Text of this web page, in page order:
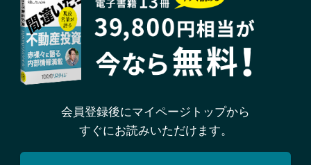
会員登録後にマイページトップから
すぐにお読みいただけます。